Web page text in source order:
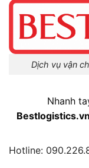
Dịch vụ vận
Nhanh
Bestlogistics.vn
Hotline: